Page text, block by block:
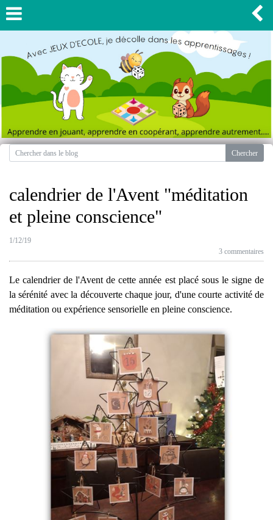
calendrier de l'Avent "méditation
et pleine conscience"
1/12/19
3 commentaires
Le calendrier de l'Avent de cette année est placé sous le signe de
la sérénité avec la découverte chaque jour, d'une courte activité de
méditation ou expérience sensorielle en pleine conscience.